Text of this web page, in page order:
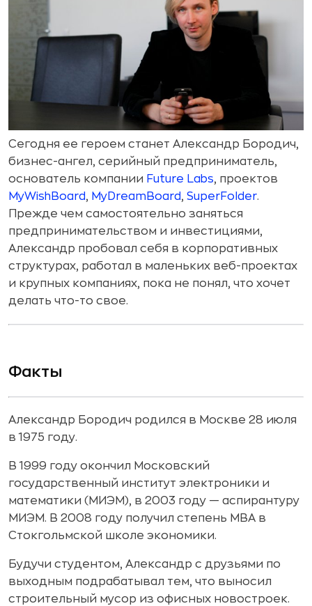
Сегодня ее героем станет Александр Бородич,
бизнес-ангел, серийный предприниматель,
основатель компании Future Labs, проектов
MyWishBoard, MyDreamBoard, SuperFolder.
Прежде чем самостоятельно заняться
предпринимательством и инвестициями,
Александр пробовал себя в корпоративных
структурах, работал в маленьких веб-проектах
и крупных компаниях, пока не понял, что хочет
делать что-то свое.
Факты
Александр Бородич родился в Москве 28 июля
в 1975 году.
В 1999 году окончил Московский
государственный институт электроники и
математики (МИЭМ), в 2003 году — аспирантуру
МИЭМ. В 2008 году получил степень MBA в
Стокгольмской школе экономики.
Будучи студентом, Александр с друзьями по
выходным подрабатывал тем, что выносил
строительный мусор из офисных новостроек.